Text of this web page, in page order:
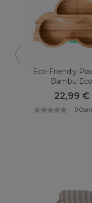
Eco-Friendly
Bambu Eco
Rascalscarro
22,99 €
0